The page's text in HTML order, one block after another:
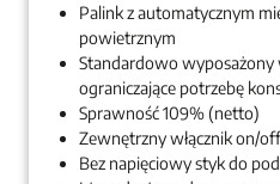
Palink z automatycznym
powietrznym
Standardowo wyposażony
ograniczające potrzebę
Sprawność 109% (netto)
Zewnętrzny włącznik on/off
Bez napięciowy styk do